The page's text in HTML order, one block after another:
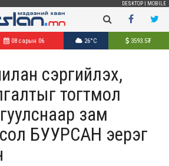
DESKTOP MOBILE
08 сарын 06 26°C 3593.5₮
сэргийлэх,
тогтмол
зам
БУУРСАН эерэг